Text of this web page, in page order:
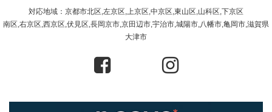
対応地域：京都市北区,左京区,上京区,中京区,東山区,山科区,下京区
南区,右京区,西京区,伏見区,長岡京市,京田辺市,宇治市,城陽市,八幡市,亀岡市,滋賀県
大津市